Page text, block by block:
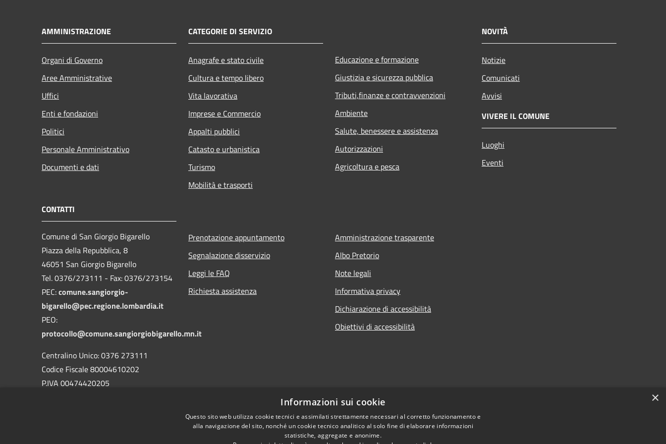
AMMINISTRAZIONE
Organi di Governo
Aree Amministrative
Uffici
Enti e fondazioni
Politici
Personale Amministrativo
Documenti e dati
CATEGORIE DI SERVIZIO
Anagrafe e stato civile
Cultura e tempo libero
Vita lavorativa
Imprese e Commercio
Appalti pubblici
Catasto e urbanistica
Turismo
Mobilità e trasporti
Educazione e formazione
Giustizia e sicurezza pubblica
Tributi,finanze e contravvenzioni
Ambiente
Salute, benessere e assistenza
Autorizzazioni
Agricoltura e pesca
NOVITÀ
Notizie
Comunicati
Avvisi
VIVERE IL COMUNE
Luoghi
Eventi
CONTATTI
Comune di San Giorgio Bigarello
Piazza della Repubblica, 8
46051 San Giorgio Bigarello
Tel. 0376/273111 - Fax: 0376/273154
PEC:comune.sangiorgio-
bigarello@pec.regione.lombardia.it
PEO:
protocollo@comune.sangiorgiobigarello.mn.it
Centralino Unico: 0376 273111
Codice Fiscale 80004610202
P.IVA 00474420205
Prenotazione appuntamento
Segnalazione disservizio
Leggi le FAQ
Richiesta assistenza
Amministrazione trasparente
Albo Pretorio
Note legali
Informativa privacy
Dichiarazione di accessibilità
Obiettivi di accessibilità
×
Informazioni sui cookie
Questo sito web utilizza cookie tecnici e assimilati strettamente necessari al corretto funzionamento e
alla navigazione del sito, nonché un cookie tecnico analitico al solo fine di elaborare informazioni
statistiche, aggregate e anonime.